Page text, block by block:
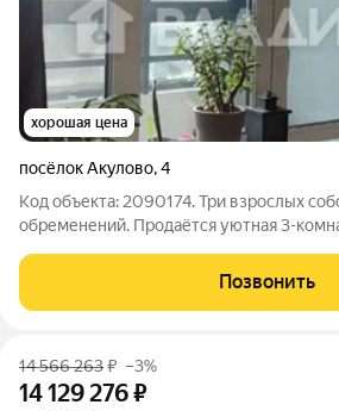
хорошая цена
посёлок Акулово,4
Код объекта: 2090174. Три взрослых
обременений. Продаётся уютная 3-
Квартира расположена на 13 этаже 14-
повышенной комфортности,
Позвонить
14 566 263₽ –3%
14 129 276₽